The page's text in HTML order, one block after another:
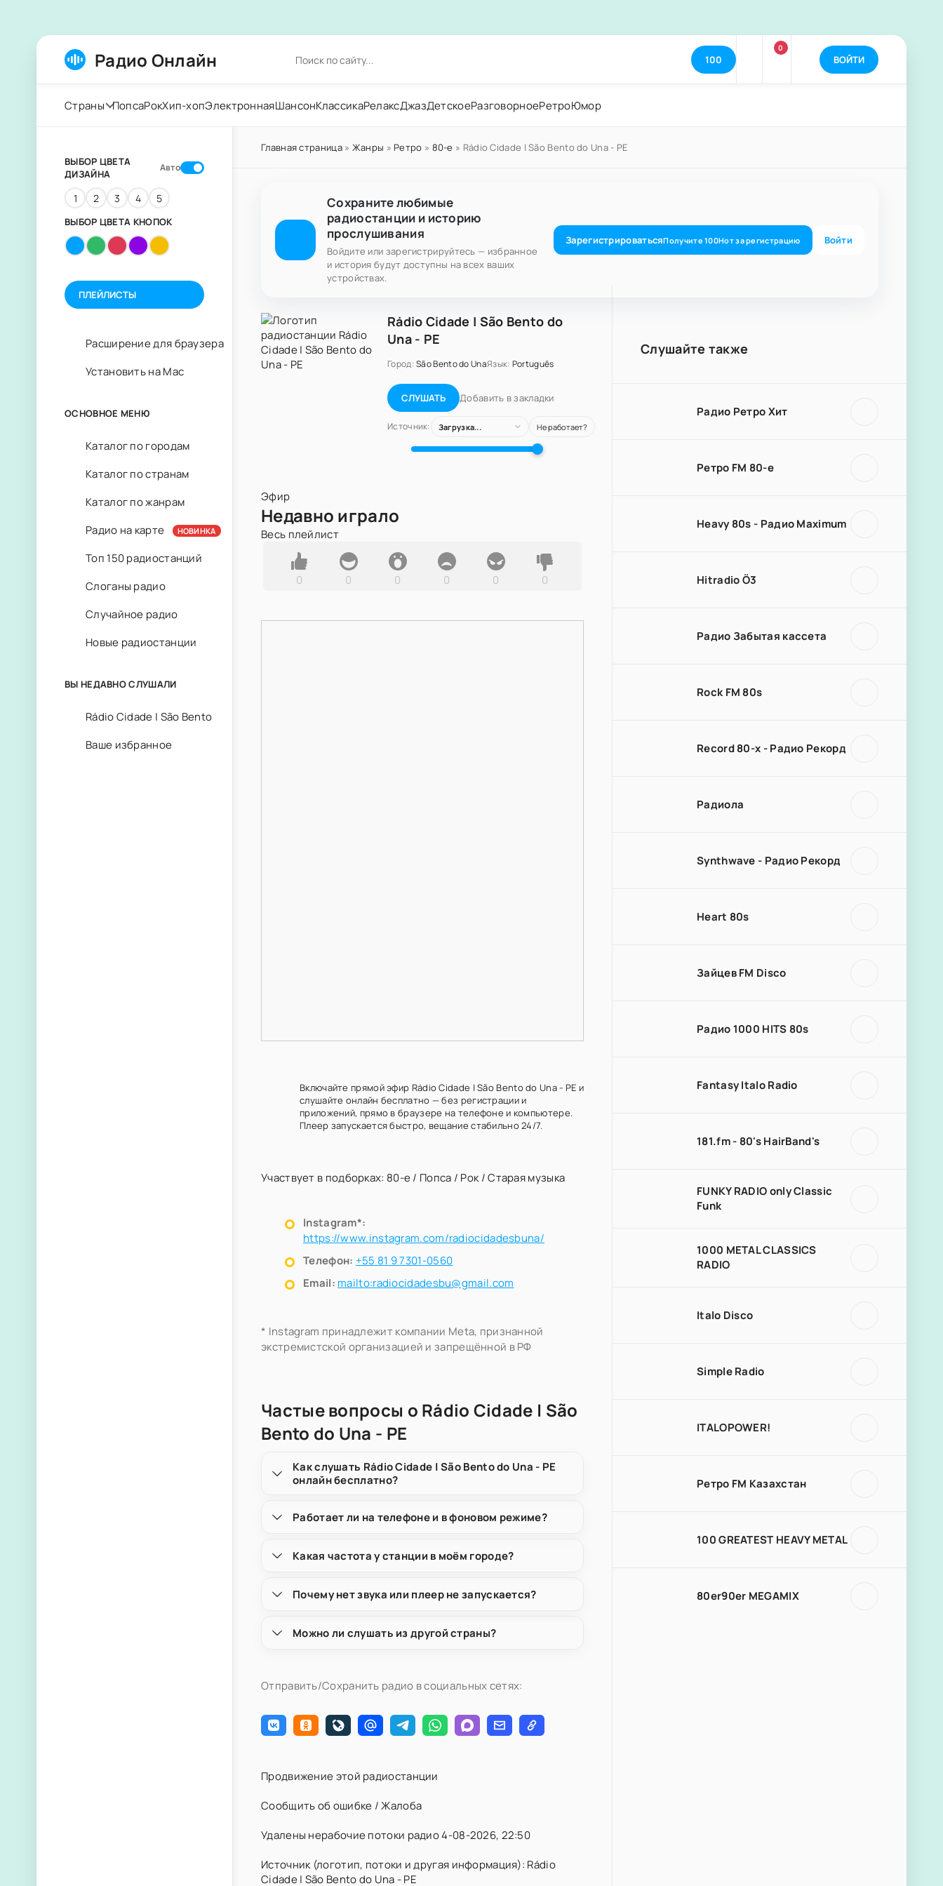
Радио Онлайн 100
0
ВОЙТИ
Страны ПопсаРокХип-хопЭлектроннаяШансонКлассикаРелаксДжазДетскоеРазговорноеРетроЮмор
Главная страница» Жанры » Ретро » 80-е » Rádio Cidade | São Bento do Una - PE
Сохраните любимые
радиостанции и историю
прослушивания
Войдите или зарегистрируйтесь — избранное
и история будут доступны на всех ваших
устройствах.
ЗарегистрироватьсяПолучите100Нотза регистрацию Войти
Rádio Cidade | São Bento do
Una - PE
Город:São Bento do UnaЯзык: Português
СЛУШАТЬ Добавить в закладки
Источник: Загрузка... Не работает?
Эфир
Недавно играло
Весь плейлист
0 0 0 0 0 0
Включайте прямой эфир Rádio Cidade | São Bento do Una - PE и
слушайте онлайн бесплатно — без регистрации и
приложений, прямо в браузере на телефоне и компьютере.
Плеер запускается быстро, вещание стабильно 24/7.
Участвует в подборках: 80-е/ Попса / Рок/Старая музыка
Instagram*:
https://www.instagram.com/radiocidadesbuna/
Телефон: +55 81 9 7301-0560
Email: mailto:radiocidadesbu@gmail.com
* Instagram принадлежит компании Meta, признанной
экстремистской организацией и запрещённой в РФ
Частые вопросы о Rádio Cidade | São
Bento do Una - PE
Как слушать Rádio Cidade | São Bento do Una - PE
онлайн бесплатно?
Работает ли на телефоне и в фоновом режиме?
Какая частота у станции в моём городе?
Почему нет звука или плеер не запускается?
Можно ли слушать из другой страны?
Отправить/Сохранить радио в социальных сетях:
Продвижение этой радиостанции
Сообщить об ошибке / Жалоба
Удалены нерабочие потоки радио 4-08-2026, 22:50
Источник (логотип, потоки и другая информация): Rádio
Cidade | São Bento do Una - PE
Слушайте также
Радио Ретро Хит
Ретро FM 80-е
Heavy 80s - Радио Maximum
Hitradio Ö3
Радио Забытая кассета
Rock FM 80s
Record 80-х - Радио Рекорд
Радиола
Synthwave - Радио Рекорд
Heart 80s
Зайцев FM Disco
Радио 1000 HITS 80s
Fantasy Italo Radio
181.fm - 80's HairBand's
FUNKY RADIO only Classic
Funk
1000 METAL CLASSICS
RADIO
Italo Disco
Simple Radio
ITALOPOWER!
Ретро FM Казахстан
100 GREATEST HEAVY METAL
80er90er MEGAMIX
ВЫБОР ЦВЕТА
ДИЗАЙНА
Авто
1 2 3 4 5
ВЫБОР ЦВЕТА КНОПОК
ПЛЕЙЛИСТЫ
Расширение для браузера
Установить на Mac
ОСНОВНОЕ МЕНЮ
Каталог по городам
Каталог по странам
Каталог по жанрам
Радио на карте
НОВИНКА
Топ 150 радиостанций
Слоганы радио
Случайное радио
Новые радиостанции
ВЫ НЕДАВНО СЛУШАЛИ
Rádio Cidade | São Bento
Ваше избранное